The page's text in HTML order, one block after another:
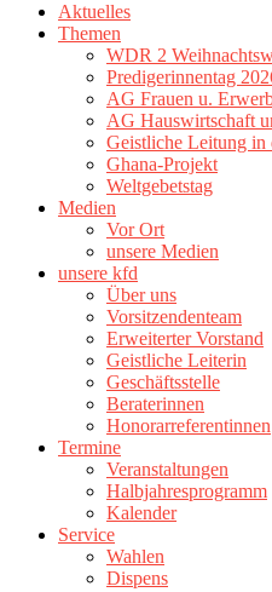
Aktuelles
Themen
WDR 2
Predigerinnentag
AG Frauen u.
AG Hauswirtschaft
Geistliche Leitung in
Ghana-Projekt
Weltgebetstag
Medien
Vor Ort
unsere Medien
unsere kfd
Über uns
Vorsitzendenteam
Erweiterter Vorstand
Geistliche Leiterin
Geschäftsstelle
Beraterinnen
Honorarreferentinnen
Termine
Veranstaltungen
Halbjahresprogramm
Kalender
Service
Wahlen
Dispens